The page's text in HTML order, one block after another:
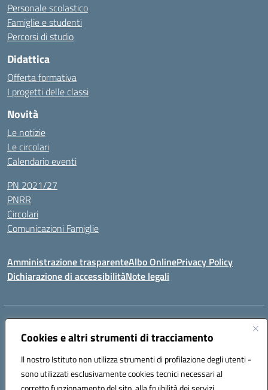
Cookies e altri strumenti di tracciamento
Il nostro Istituto non utilizza strumenti di profilazione degli utenti -
sono utilizzati esclusivamente cookies tecnici necessari al
Personale scolastico
Famiglie e studenti
Percorsi di studio
Didattica
Offerta formativa
I progetti delle classi
Novità
Le notizie
Le circolari
Calendario eventi
PN 2021/27
PNRR
Circolari
Comunicazioni Famiglie
Amministrazione trasparenteAlbo OnlinePrivacy Policy
Dichiarazione di accessibilitàNote legali
Indirizzo:
Centralino:(+39) 0737787634 Email:mcic80700n@istruzione.it
Codice fiscale: 92010940432
Codice meccanografico:
MCIC80700N